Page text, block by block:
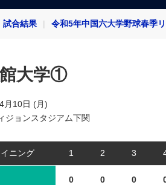
試合結果 令和5年中国六大学野球春季
大学①
月10日 (月)
ジョンスタジアム下関
ニング 1 2 3
0 0 0